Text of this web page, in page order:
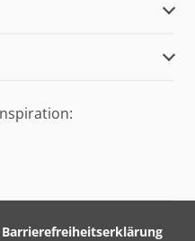
Barrierefreiheitserklärung